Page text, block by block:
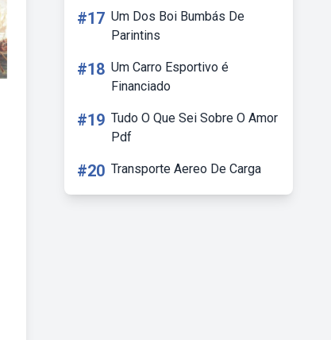
#17 Um Dos Boi Bumbás De
Parintins
#18 Um Carro Esportivo é
Financiado
#19 Tudo O Que Sei Sobre O Amor
Pdf
#20 Transporte Aereo De Carga